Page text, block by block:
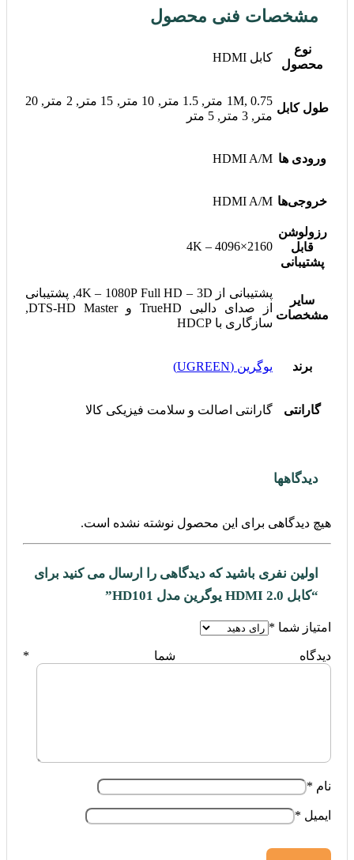
مشخصات فنی محصول
نوع
محصول
کابل HDMI
طول کابل
1M, 0.75 متر, 1.5 متر, 10 متر, 15 متر, 2 متر, 20
متر, 3 متر, 5 متر
ورودی ها HDMI A/M
خروجی‌ها HDMI A/M
رزولوشن
قابل
پشتیبانی
4K – 4096×2160
سایر
مشخصات
پشتیبانی از 4K – 1080P Full HD – 3D, پشتیبانی
از صدای دالبی TrueHD و DTS-HD Master,
سازگاری با HDCP
برند یوگرین (UGREEN)
گارانتی گارانتی اصالت و سلامت فیزیکی کالا
دیدگاهها
هیچ دیدگاهی برای این محصول نوشته نشده است.
اولین نفری باشید که دیدگاهی را ارسال می کنید برای
“کابل 2.0 HDMI یوگرین مدل HD101”
امتیاز شما *
دیدگاه شما *
نام *
ایمیل *